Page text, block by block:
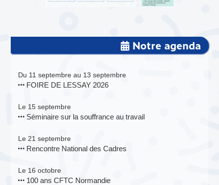
Notre agenda
Du 11 septembre au 13 septembre
FOIRE DE LESSAY 2026
Le 15 septembre
Séminaire sur la souffrance au travail
Le 21 septembre
Rencontre National des Cadres
Le 16 octobre
100 ans CFTC Normandie